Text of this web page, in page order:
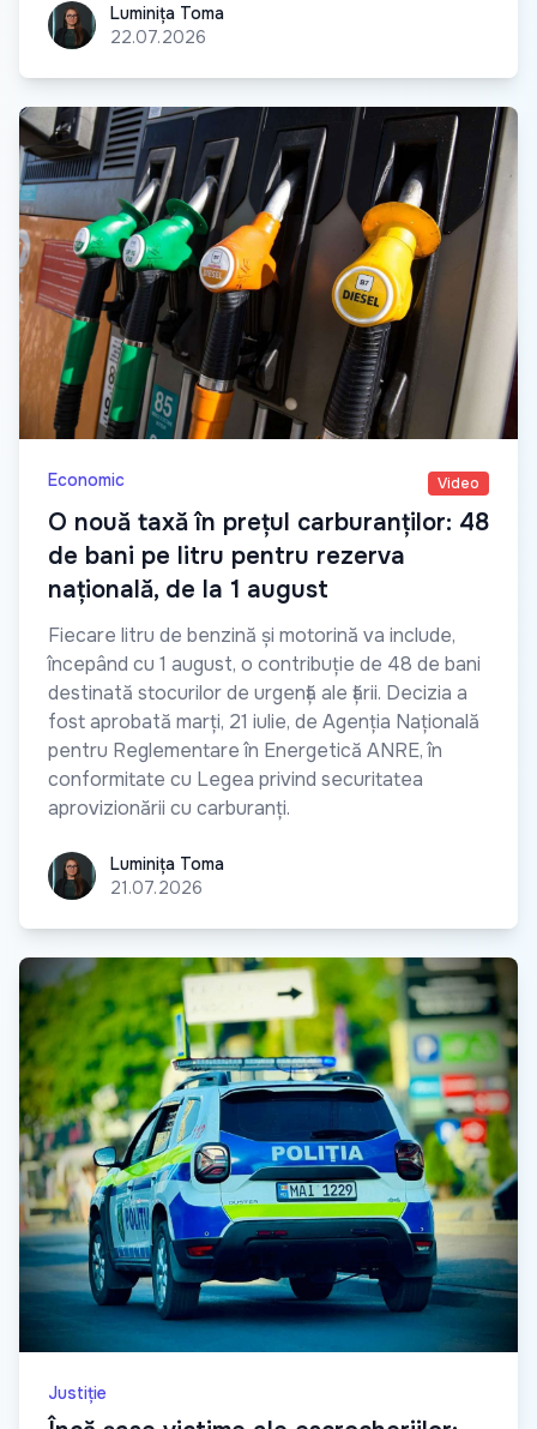
Luminița Toma
Luminița Toma
22.07.2026
Economic Video
O nouă taxă în prețul carburanților: 48
de bani pe litru pentru rezerva
națională, de la 1 august
Fiecare litru de benzină și motorină va include,
începând cu 1 august, o contribuție de 48 de bani
destinată stocurilor de urgență ale țării. Decizia a
fost aprobată marți, 21 iulie, de Agenția Națională
pentru Reglementare în Energetică ANRE, în
conformitate cu Legea privind securitatea
aprovizionării cu carburanți.
Luminița Toma
Luminița Toma
21.07.2026
Justiție